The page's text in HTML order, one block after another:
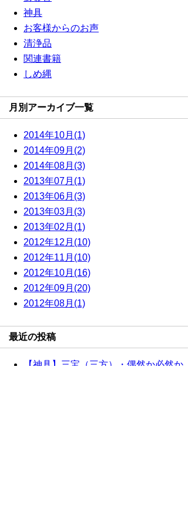
神具
お客様からのお声
清浄品
関連書籍
しめ縄
月別アーカイブ一覧
2014年10月(1)
2014年09月(2)
2014年08月(3)
2013年07月(1)
2013年06月(3)
2013年03月(3)
2013年02月(1)
2012年12月(10)
2012年11月(10)
2012年10月(16)
2012年09月(20)
2012年08月(1)
最近の投稿
【神具】三宝（三方）・偶然か必然か